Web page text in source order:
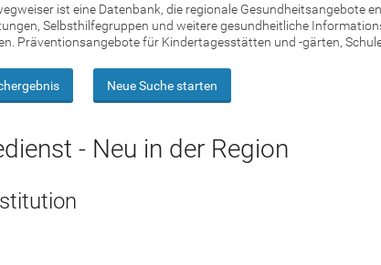
ist eine Datenbank, die regionale Gesundheitsangebote
Selbsthilfegruppen und weitere gesundheitliche
Präventionsangebote für Kindertagesstätten und -gärten,
Neue Suche starten
- Neu in der Region